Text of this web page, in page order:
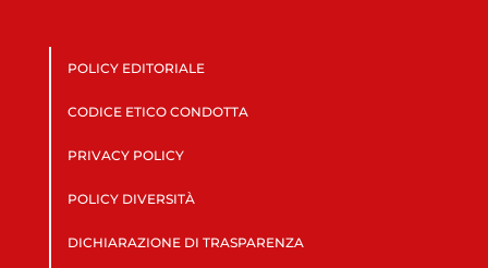
POLICY EDITORIALE
CODICE ETICO CONDOTTA
PRIVACY POLICY
POLICY DIVERSITÀ
DICHIARAZIONE DI TRASPARENZA